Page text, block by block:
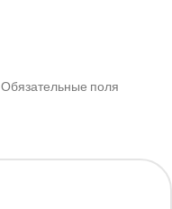
Обязательные поля